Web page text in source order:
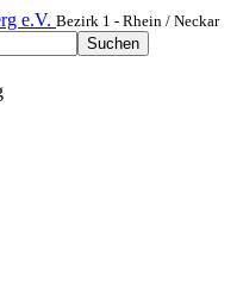
e.V. Bezirk 1 - Rhein / Neckar
Suchen